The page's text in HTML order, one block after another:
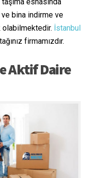
esnasında
bina indirme ve
olabilmektedir. İstanbul
firmamızdır.
Aktif Daire